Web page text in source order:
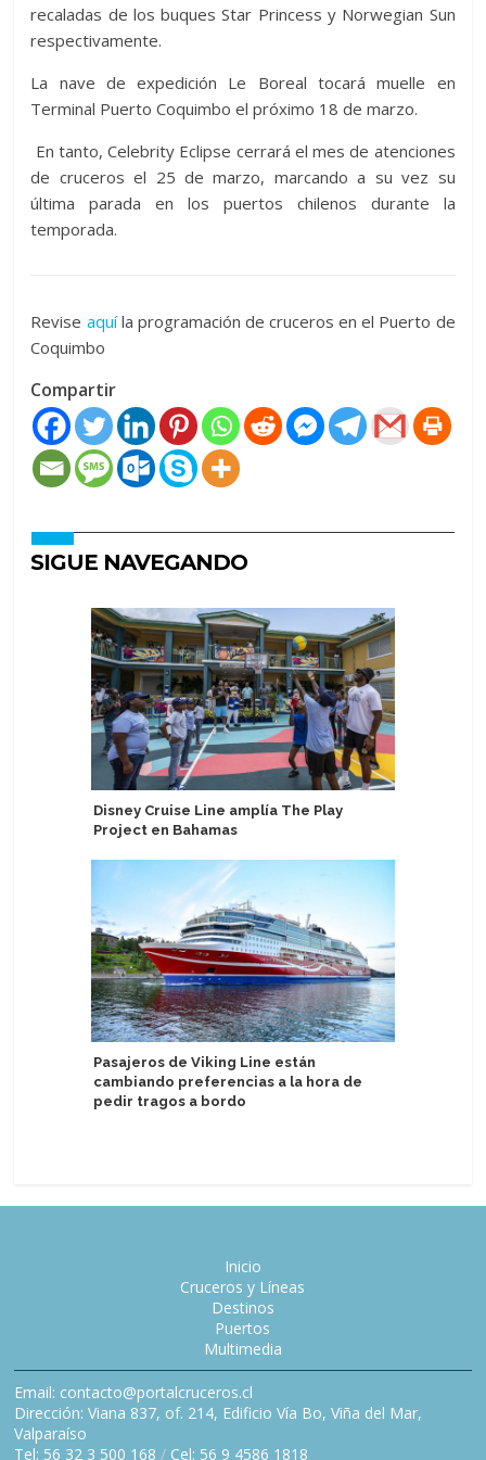
recaladas de los buques Star Princess y Norwegian Sun
respectivamente.
La nave de expedición Le Boreal tocará muelle en
Terminal Puerto Coquimbo el próximo 18 de marzo.
En tanto, Celebrity Eclipse cerrará el mes de atenciones
de cruceros el 25 de marzo, marcando a su vez su
última parada en los puertos chilenos durante la
temporada.
Revise aquíla programación de cruceros en el Puerto de
Coquimbo
Compartir
SIGUE NAVEGANDO
Disney Cruise Line amplía The Play
Project en Bahamas
Pasajeros de Viking Line están
cambiando preferencias a la hora de
pedir tragos a bordo
Inicio
Cruceros y Líneas
Destinos
Puertos
Multimedia
Email: contacto@portalcruceros.cl
Dirección: Viana 837, of. 214, Edificio Vía Bo, Viña del Mar,
Valparaíso
Tel: 56 32 3 500 168 / Cel: 56 9 4586 1818